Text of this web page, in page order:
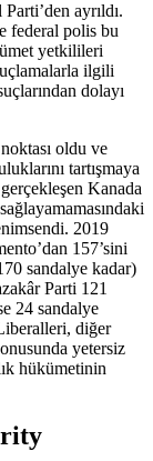
ayrıldı.
federal polis bu
yetkilileri
ilgili
dolayı
oldu ve
tartışmaya
Kanada
2019
157’sini
sandalye kadar)
Parti 121
24 sandalye
diğer
yetersiz
hükümetinin